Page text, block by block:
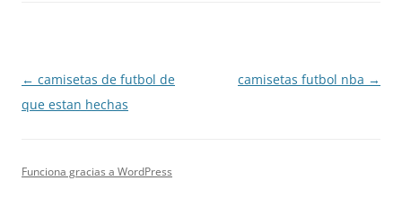
Navegación
de
← camisetas de futbol de
que estan hechas
camisetas futbol nba →
Funciona gracias a WordPress